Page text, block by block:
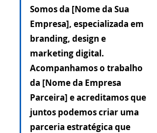
Somos da [Nome da Sua
Empresa], especializada em
branding, design e
marketing digital.
Acompanhamos o trabalho
da [Nome da Empresa
Parceira] e acreditamos que
juntos podemos criar uma
parceria estratégica que